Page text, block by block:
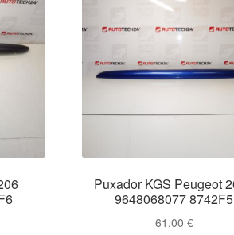
Puxador KGS Peugeot
9648068077 8742F5
61.00 €